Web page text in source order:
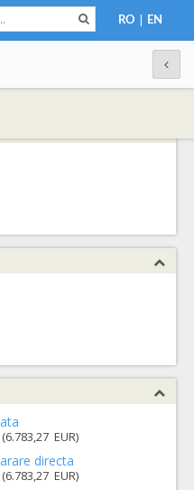
RO | EN
EUR)
directa
EUR)